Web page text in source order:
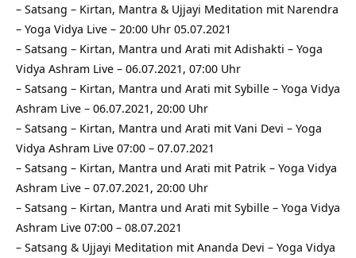
– Satsang – Kirtan, Mantra & Ujjayi Meditation mit Narendra
– Yoga Vidya Live – 20:00 Uhr 05.07.2021
– Satsang – Kirtan, Mantra und Arati mit Adishakti – Yoga
Vidya Ashram Live – 06.07.2021, 07:00 Uhr
– Satsang – Kirtan, Mantra und Arati mit Sybille – Yoga Vidya
Ashram Live – 06.07.2021, 20:00 Uhr
– Satsang – Kirtan, Mantra und Arati mit Vani Devi – Yoga
Vidya Ashram Live 07:00 – 07.07.2021
– Satsang – Kirtan, Mantra und Arati mit Patrik – Yoga Vidya
Ashram Live – 07.07.2021, 20:00 Uhr
– Satsang – Kirtan, Mantra und Arati mit Sybille – Yoga Vidya
Ashram Live 07:00 – 08.07.2021
– Satsang & Ujjayi Meditation mit Ananda Devi – Yoga Vidya